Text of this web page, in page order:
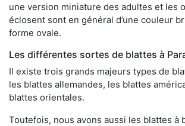
une version miniature des adultes et les
éclosent sont en général d’une couleur
forme ovale.
Les différentes sortes de blattes à
Il existe trois grands majeurs types de
les blattes allemandes, les blattes
blattes orientales.
Toutefois, nous avons aussi les blattes à